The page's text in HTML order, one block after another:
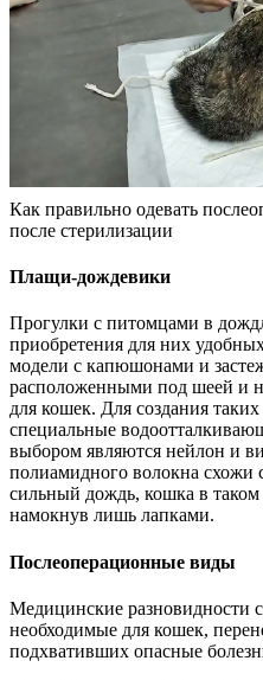
Как правильно одевать
после стерилизации
Плащи-дождевики
Прогулки с питомцами в
приобретения для них
модели с капюшонами и
расположенными под шеей и
для кошек. Для создания
специальные
выбором являются нейлон и
полиамидного волокна схожи
сильный дождь, кошка в таком
намокнув лишь лапками.
Послеоперационные виды
Медицинские разновидности
необходимые для кошек,
подхвативших опасные